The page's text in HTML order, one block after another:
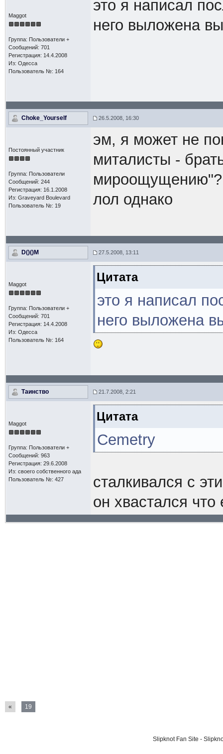
Maggot
Группа: Пользователи +
Сообщений: 701
Регистрация: 14.4.2008
Из: Одесса
Пользователь №: 164
это я написал
него выложена
Choke_Yourself 26.5.2008, 16:30
Постоянный участник
Группа: Пользователи
Сообщений: 244
Регистрация: 16.1.2008
Из: Graveyard Boulevard
Пользователь №: 19
эм, я может не
миталисты -
мироощущению"?
лол однако
D()()M 27.5.2008, 13:11
Maggot
Группа: Пользователи +
Сообщений: 701
Регистрация: 14.4.2008
Из: Одесса
Пользователь №: 164
Цитата
это я написал
него выложена
Таинство 21.7.2008, 2:21
Maggot
Группа: Пользователи +
Сообщений: 963
Регистрация: 29.6.2008
Из: своего собственного ада
Пользователь №: 427
Цитата
Сеmеtry
сталкивался с
он хвастался
« 19
Slipknot Fan Site -